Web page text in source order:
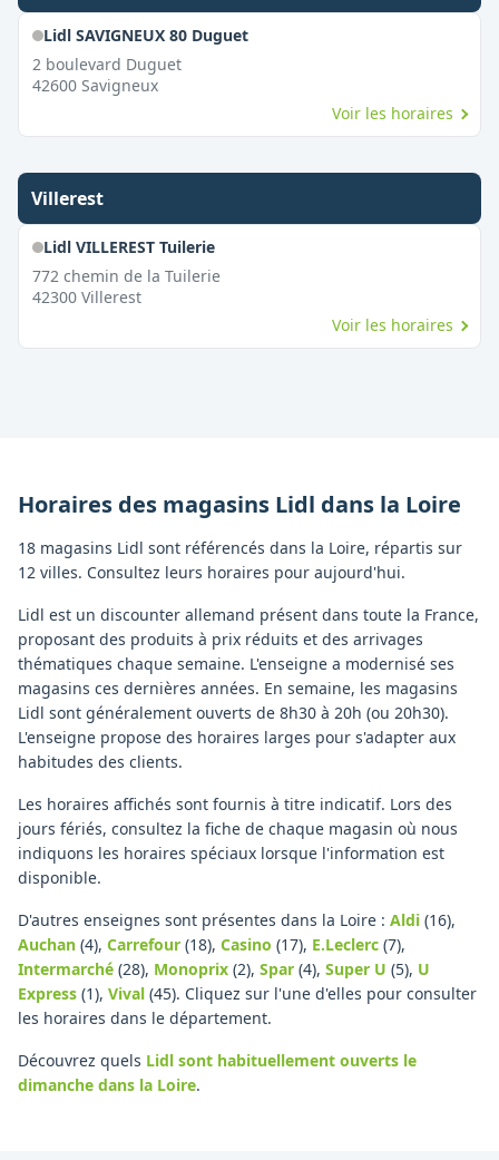
Lidl SAVIGNEUX 80 Duguet
2 boulevard Duguet
42600 Savigneux
Voir les horaires
Villerest
Lidl VILLEREST Tuilerie
772 chemin de la Tuilerie
42300 Villerest
Voir les horaires
Horaires des magasins Lidl dans la Loire
18 magasins Lidl sont référencés dans la Loire, répartis sur
12 villes. Consultez leurs horaires pour aujourd'hui.
Lidl est un discounter allemand présent dans toute la France,
proposant des produits à prix réduits et des arrivages
thématiques chaque semaine. L'enseigne a modernisé ses
magasins ces dernières années. En semaine, les magasins
Lidl sont généralement ouverts de 8h30 à 20h (ou 20h30).
L'enseigne propose des horaires larges pour s'adapter aux
habitudes des clients.
Les horaires affichés sont fournis à titre indicatif. Lors des
jours fériés, consultez la fiche de chaque magasin où nous
indiquons les horaires spéciaux lorsque l'information est
disponible.
D'autres enseignes sont présentes dans la Loire : Aldi (16),
Auchan (4), Carrefour (18), Casino (17), E.Leclerc (7),
Intermarché (28), Monoprix (2), Spar (4), Super U (5), U
Express (1), Vival (45). Cliquez sur l'une d'elles pour consulter
les horaires dans le département.
Découvrez quels Lidl sont habituellement ouverts le
dimanche dans la Loire.